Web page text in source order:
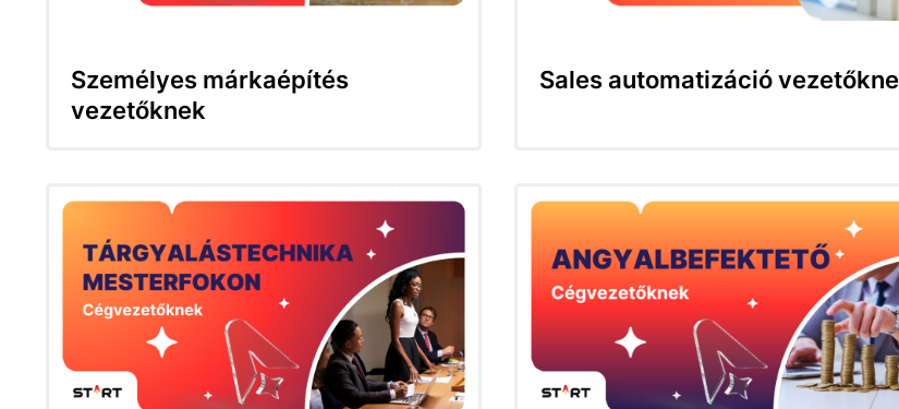
Személyes márkaépítés
vezetőknek
Sales automatizáció